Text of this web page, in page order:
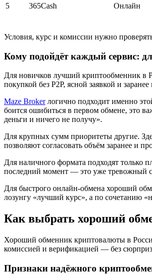
5 365Cash Онлайн
Условия, курс и комиссии нужно
Кому подойдёт каждый сервис:
Для новичков лучший криптообменник в
покупкой без P2P, ясной заявкой и
Maze Brokerлогично подходит именно
боится ошибиться в первом обмене, это
деньги и ничего не получу».
Для крупных сумм приоритеты другие.
позволяют согласовать объём заранее и
Для наличного формата подходят только
последний момент — это уже тревожный
Для быстрого онлайн-обмена хороший
лозунгу «лучший курс», а по сочетанию
Как выбрать хороший
Хороший обменник криптовалюты в
комиссией и верификацией — без
Признаки надёжного